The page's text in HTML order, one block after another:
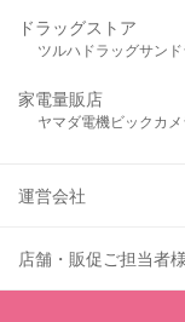
ドラッグストア
ツルハドラッグサン
家電量販店
ヤマダ電機ビックカメ
運営会社
店舗・販促ご担当者